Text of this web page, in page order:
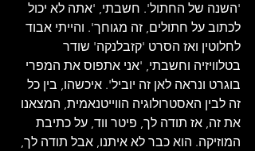
'השנה של החתול'. חשבתי, 'אתה לא יכול
לכתוב על חתולים, זה מגוחך'. והייתי אבוד
לחלוטין ואז הסרט 'קזבלנקה' שודר
בטלוויזיה וחשבתי, 'אני אתפוס את המפרי
בוגרט ונראה לאן זה יוביל'. איכשהו, בין כל
זה לבין האסטרולוגיה הווייטנאמית, המצאנו
את זה, אז תודה לך, פיטר ווד, על כתיבת
המוזיקה. הוא כבר לא איתנו, אבל תודה לך,